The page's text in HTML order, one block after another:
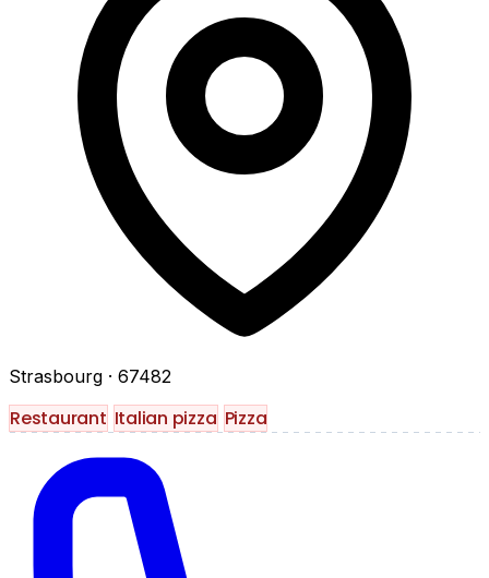
Strasbourg · 67482
Restaurant Italian pizza Pizza